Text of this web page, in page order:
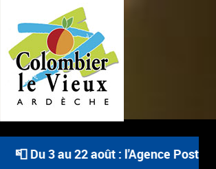
📮 Du 3 au 22 août : l'Agence